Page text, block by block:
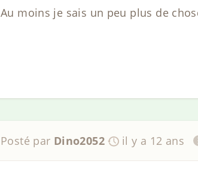
Au moins je sais un peu plus de
Posté par Dino2052 il y a 12 ans